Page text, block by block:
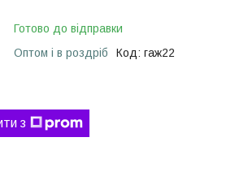
Готово до відправки
Оптом і в роздріб
Код: гаж22
з